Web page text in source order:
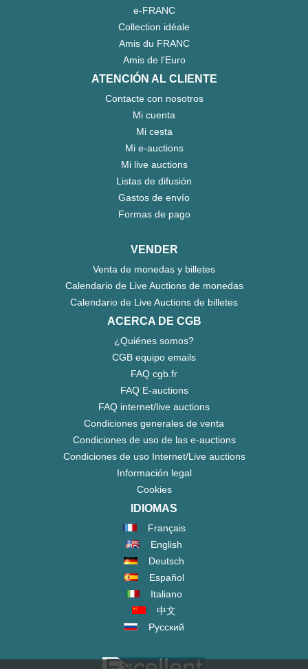
e-FRANC
Collection idéale
Amis du FRANC
Amis de l'Euro
ATENCIÓN AL CLIENTE
Contacte con nosotros
Mi cuenta
Mi cesta
Mi e-auctions
Mi live auctions
Listas de difusión
Gastos de envío
Formas de pago
VENDER
Venta de monedas y billetes
Calendario de Live Auctions de monedas
Calendario de Live Auctions de billetes
ACERCA DE CGB
¿Quiénes somos?
CGB equipo emails
FAQ cgb.fr
FAQ E-auctions
FAQ internet/live auctions
Condiciones generales de venta
Condiciones de uso de las e-auctions
Condiciones de uso Internet/Live auctions
Información legal
Cookies
IDIOMAS
Français
English
Deutsch
Español
Italiano
中文
Русский